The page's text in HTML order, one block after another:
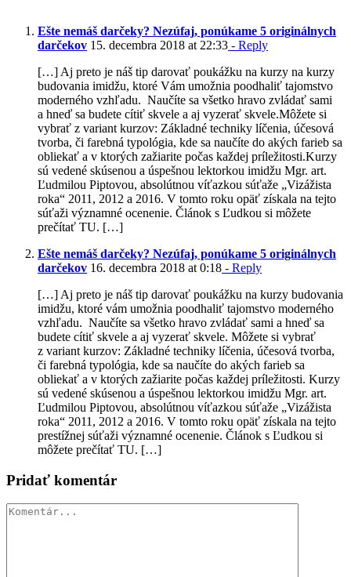
Ešte nemáš darčeky? Nezúfaj, ponúkame 5 originálnych
darčekov 15. decembra 2018 at 22:33 - Reply
[…] Aj preto je náš tip darovať poukážku na kurzy na kurzy
budovania imidžu, ktoré Vám umožnia poodhaliť tajomstvo
moderného vzhľadu. Naučíte sa všetko hravo zvládať sami
a hneď sa budete cítiť skvele a aj vyzerať skvele.Môžete si
vybrať z variant kurzov: Základné techniky líčenia, účesová
tvorba, či farebná typológia, kde sa naučíte do akých farieb sa
obliekať a v ktorých zažiarite počas každej príležitosti.Kurzy
sú vedené skúsenou a úspešnou lektorkou imidžu Mgr. art.
Ľudmilou Piptovou, absolútnou víťazkou súťaže „Vizážista
roka“ 2011, 2012 a 2016. V tomto roku opäť získala na tejto
súťaži významné ocenenie. Článok s Ľudkou si môžete
prečítať TU. […]
Ešte nemáš darčeky? Nezúfaj, ponúkame 5 originálnych
darčekov 16. decembra 2018 at 0:18 - Reply
[…] Aj preto je náš tip darovať poukážku na kurzy budovania
imidžu, ktoré vám umožnia poodhaliť tajomstvo moderného
vzhľadu. Naučíte sa všetko hravo zvládať sami a hneď sa
budete cítiť skvele a aj vyzerať skvele. Môžete si vybrať
z variant kurzov: Základné techniky líčenia, účesová tvorba,
či farebná typológia, kde sa naučíte do akých farieb sa
obliekať a v ktorých zažiarite počas každej príležitosti. Kurzy
sú vedené skúsenou a úspešnou lektorkou imidžu Mgr. art.
Ľudmilou Piptovou, absolútnou víťazkou súťaže „Vizážista
roka“ 2011, 2012 a 2016. V tomto roku opäť získala na tejto
prestížnej súťaži významné ocenenie. Článok s Ľudkou si
môžete prečítať TU. […]
Pridať komentár
Comment